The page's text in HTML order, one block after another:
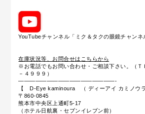
YouTubeチャンネル「ミク＆タクの眼鏡チャン
在庫状況等、お問合せはこちらから
※お電話でもお問い合わせ・ご相談下さい。（
－４９９９）
—————————————————-
【 D-Eye kaminoura （ ディーアイ カミノウラ
〒860-0845
熊本市中央区上通町5-17
（ホテル日航裏・セブンイレブン前）